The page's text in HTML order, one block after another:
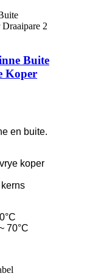
Buite
Koper
en buite.
koper
70°C